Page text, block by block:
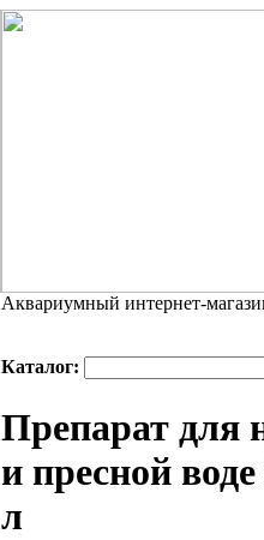
Аквариумный интернет-
Каталог:
Препарат для
и пресной
л